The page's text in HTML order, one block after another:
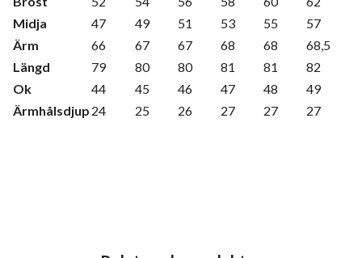
Midja
47 49 51 53 55
57
Ärm
66 67 67 68 68
68,5
Längd
79 80 80 81 81
82
Ok
44 45 46 47 48
49
Ärmhålsdjup 24 25 26 27 27 27